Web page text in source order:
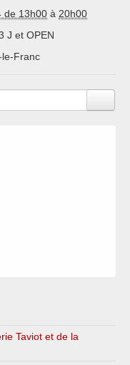
de 13h00 à 20h00
J et OPEN
le-Franc
Taviot et de la